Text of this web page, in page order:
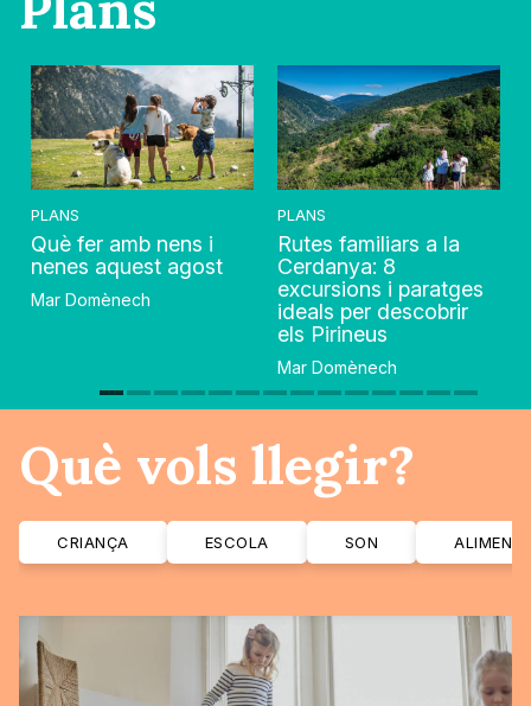
PLANS
Què fer amb nens i
nenes aquest agost
Mar Domènech
PLANS
Rutes familiars a la
Cerdanya: 8
excursions i paratges
ideals per descobrir
els Pirineus
Mar Domènech
Què vols llegir?
CRIANÇA ESCOLA SON